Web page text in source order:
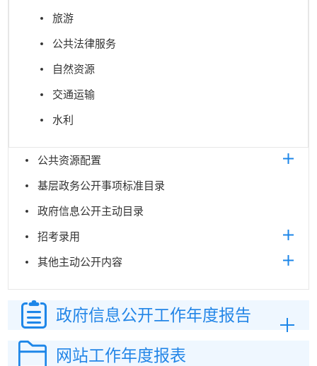
旅游
公共法律服务
自然资源
交通运输
水利
公共资源配置
基层政务公开事项标准目录
政府信息公开主动目录
招考录用
其他主动公开内容
政府信息公开工作年度报告
网站工作年度报表